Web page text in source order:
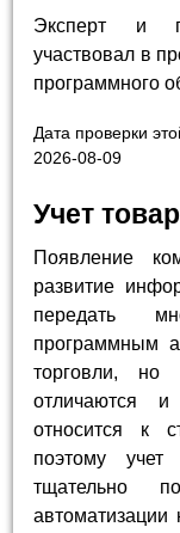
Эксперт и
участвовал в
программного
Дата проверки
2026-08-09
Учет
Появление
развитие
передать
программным
торговли, но
отличаются и
относится к
поэтому
тщательно